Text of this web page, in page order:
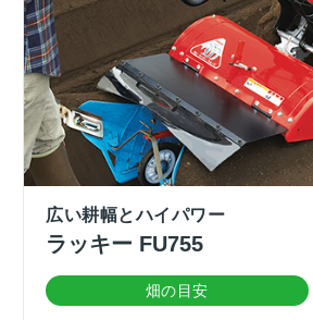
広い耕幅とハイパワー
ラッキー FU755
畑の目安